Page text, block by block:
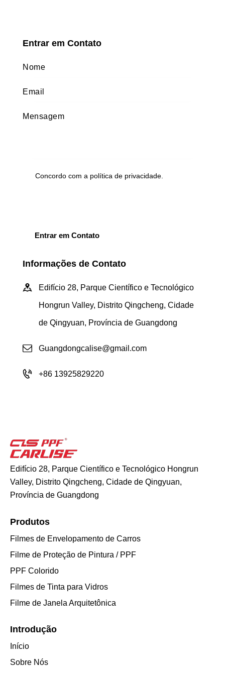
Entrar em Contato
Concordo com a política de privacidade
Informações de Contato
Edifício 28, Parque Científico e Tecnológico
Hongrun Valley, Distrito Qingcheng, Cidade
de Qingyuan, Província de Guangdong
Guangdongcalise@gmail.com
+86 13925829220
Edifício 28, Parque Científico e Tecnológico Hongrun
Valley, Distrito Qingcheng, Cidade de Qingyuan,
Província de Guangdong
Produtos
Filmes de Envelopamento de Carros
Filme de Proteção de Pintura / PPF
PPF Colorido
Filmes de Tinta para Vidros
Filme de Janela Arquitetônica
Introdução
Início
Sobre Nós